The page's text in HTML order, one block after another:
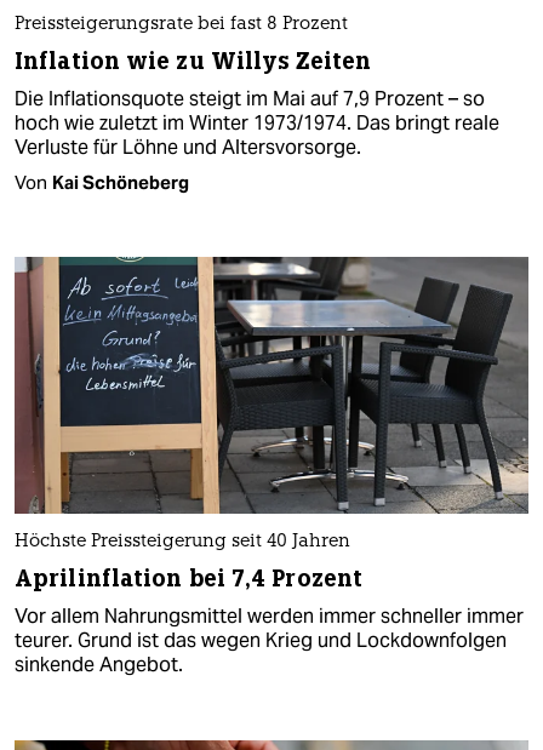
Preissteigerungsrate bei fast 8 Prozent
Inflation wie zu Willys Zeiten
Die Inflationsquote steigt im Mai auf 7,9 Prozent – so
hoch wie zuletzt im Winter 1973/1974. Das bringt reale
Verluste für Löhne und Altersvorsorge.
Von Kai Schöneberg
Höchste Preissteigerung seit 40 Jahren
Aprilinflation bei 7,4 Prozent
Vor allem Nahrungsmittel werden immer schneller immer
teurer. Grund ist das wegen Krieg und Lockdownfolgen
sinkende Angebot.